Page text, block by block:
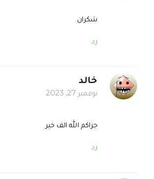
شكران
رد
خالد
نوفمبر 27, 2023
جزاكم الله الف خير
رد